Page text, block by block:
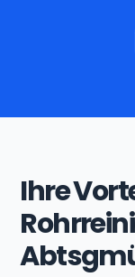
Ihre